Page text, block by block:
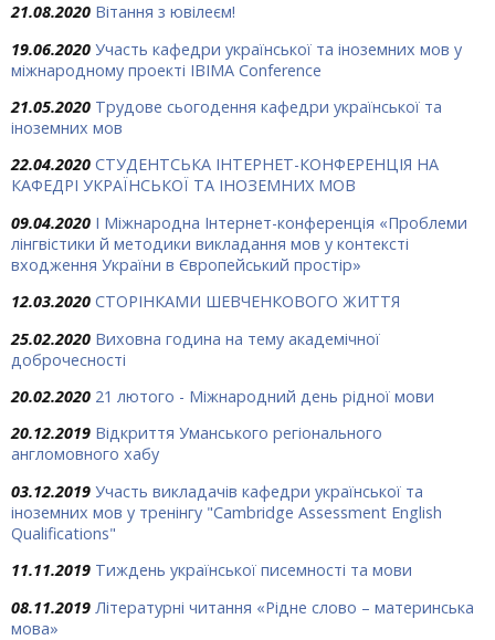
21.08.2020 Вітання з ювілеєм!
19.06.2020 Участь кафедри української та іноземних мов у
міжнародному проекті IBIMA Conference
21.05.2020 Трудове сьогодення кафедри української та
іноземних мов
22.04.2020 СТУДЕНТСЬКА ІНТЕРНЕТ-КОНФЕРЕНЦІЯ НА
КАФЕДРІ УКРАЇНСЬКОЇ ТА ІНОЗЕМНИХ МОВ
09.04.2020 I Міжнародна Інтернет-конференція «Проблеми
лінгвістики й методики викладання мов у контексті
входження України в Європейський простір»
12.03.2020 СТОРІНКАМИ ШЕВЧЕНКОВОГО ЖИТТЯ
25.02.2020 Виховна година на тему академічної
доброчесності
20.02.2020 21 лютого - Міжнародний день рідної мови
20.12.2019 Відкриття Уманського регіонального
англомовного хабу
03.12.2019 Участь викладачів кафедри української та
іноземних мов у тренінгу "Cambridge Assessment English
Qualifications"
11.11.2019 Тиждень української писемності та мови
08.11.2019 Літературні читання «Рідне слово – материнська
мова»